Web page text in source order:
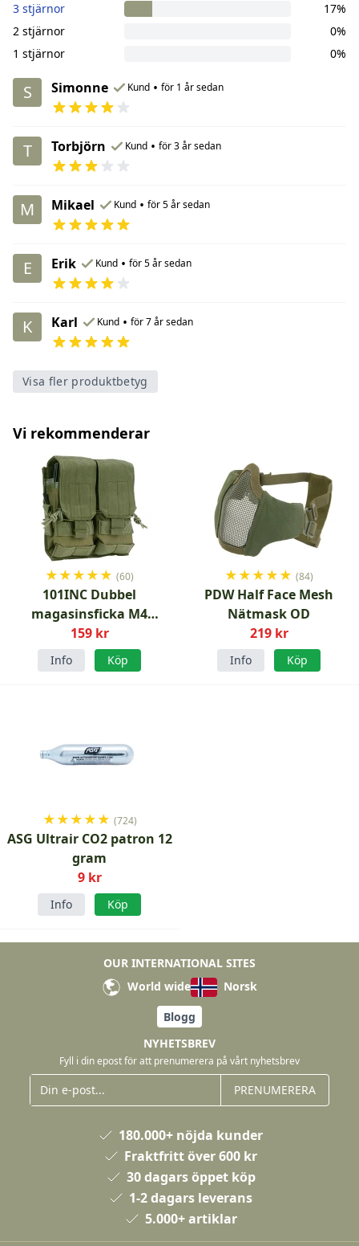
3 stjärnor
17%
2 stjärnor
0%
1 stjärnor
0%
S Simonne Kund • för 1 år sedan
T Torbjörn Kund • för 3 år sedan
M Mikael Kund • för 5 år sedan
E Erik Kund • för 5 år sedan
K Karl Kund • för 7 år sedan
Visa fler produktbetyg
Vi rekommenderar
★★★★★ (60)
101INC Dubbel
magasinsficka M4
konverterbar Grön
159 kr
Info Köp
★★★★★ (84)
PDW Half Face Mesh
Nätmask OD
219 kr
Info Köp
★★★★★ (724)
ASG Ultrair CO2 patron 12
gram
9 kr
Info Köp
OUR INTERNATIONAL SITES
World wide
Norsk
Blogg
NYHETSBREV
Fyll i din epost för att prenumerera på vårt nyhetsbrev
PRENUMERERA
180.000+ nöjda kunder
Fraktfritt över 600 kr
30 dagars öppet köp
1-2 dagars leverans
5.000+ artiklar